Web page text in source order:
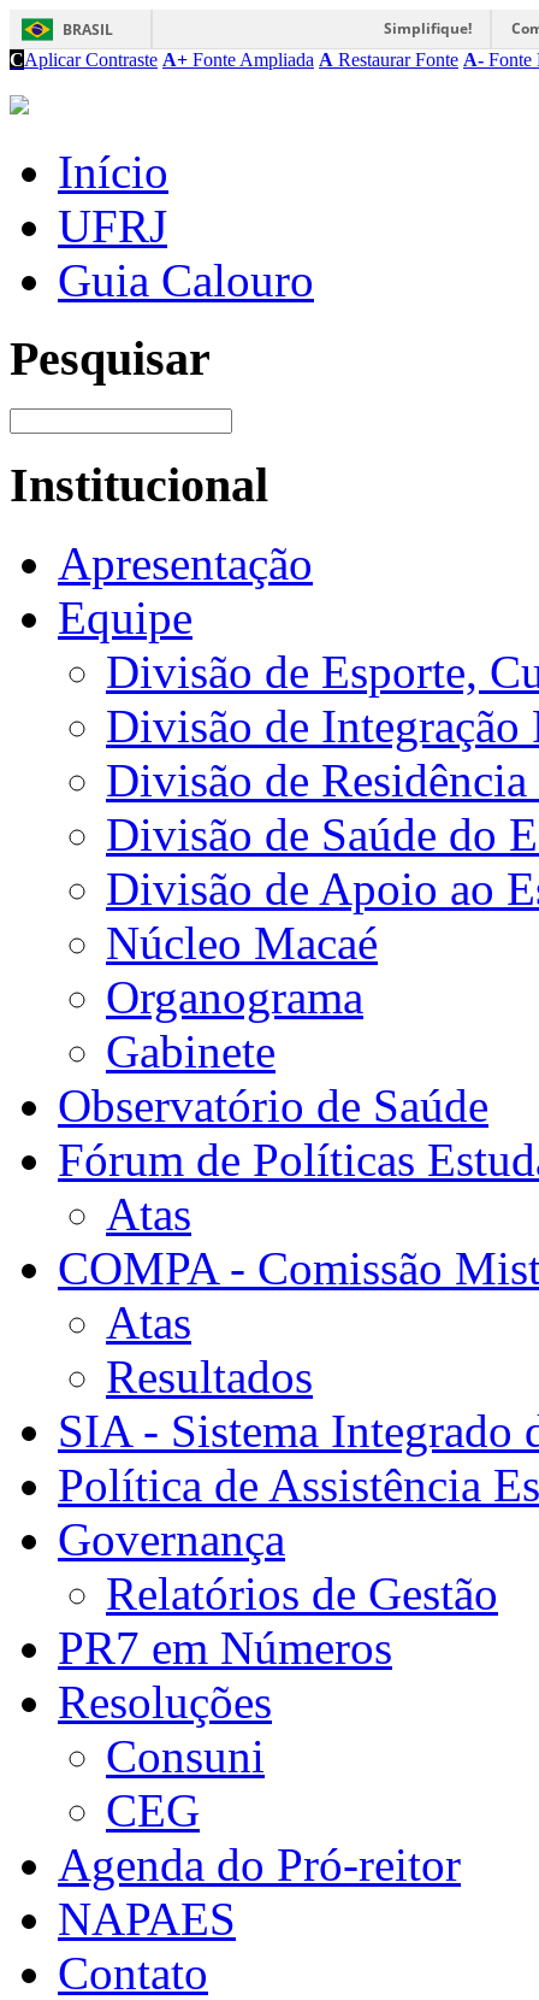
BRASIL Simplifique!
CAplicar Contraste A+ Fonte Ampliada A Restaurar Fonte A- Fonte
Início
UFRJ
Guia Calouro
Pesquisar
Institucional
Apresentação
Equipe
Divisão de Esporte,
Divisão de Integração
Divisão de
Divisão de Saúde do
Divisão de Apoio ao
Núcleo Macaé
Organograma
Gabinete
Observatório de Saúde
Fórum de Políticas
Atas
COMPA - Comissão
Atas
Resultados
SIA - Sistema Integrado
Política de Assistência
Governança
Relatórios de Gestão
PR7 em Números
Resoluções
Consuni
CEG
Agenda do Pró-reitor
NAPAES
Contato